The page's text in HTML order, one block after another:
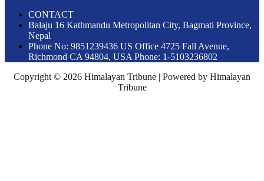
CONTACT
Balaju 16 Kathmandu Metropolitan City, Bagmati Province,
Nepal
Phone No: 9851239436 US Office 4725 Fall Avenue,
Richmond CA 94804, USA Phone: 1-5103236802
Copyright © 2026 Himalayan Tribune | Powered by Himalayan
Tribune